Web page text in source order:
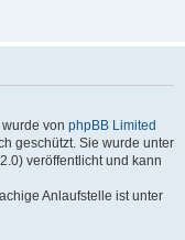
von phpBB Limited
geschützt. Sie wurde unter
veröffentlicht und kann
Anlaufstelle ist unter